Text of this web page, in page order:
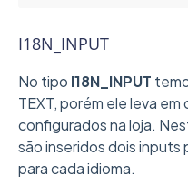
I18N_INPUT
No tipo I18N_INPUT
TEXT, porém ele leva
configurados na loja.
são inseridos dois inputs
para cada idioma.